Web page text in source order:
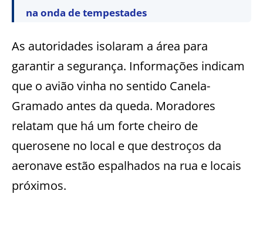
na onda de tempestades
As autoridades isolaram a área para
garantir a segurança. Informações indicam
que o avião vinha no sentido Canela-
Gramado antes da queda. Moradores
relatam que há um forte cheiro de
querosene no local e que destroços da
aeronave estão espalhados na rua e locais
próximos.